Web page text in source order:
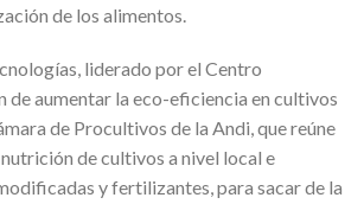
de los alimentos.
liderado por el Centro
aumentar la eco-eficiencia en cultivos
de Procultivos de la Andi, que reúne
de cultivos a nivel local e
y fertilizantes, para sacar de la